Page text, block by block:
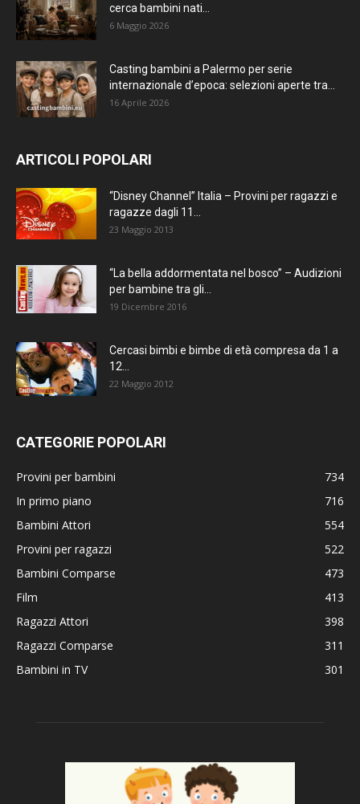
cerca bambini nati...
6 Maggio 2026
Casting bambini a Palermo per serie
internazionale d’epoca: selezioni aperte tra...
16 Aprile 2026
ARTICOLI POPOLARI
“Disney Channel” Italia – Provini per ragazzi e
ragazze dagli 11...
23 Maggio 2013
“La bella addormentata nel bosco” – Audizioni
per bambine tra gli...
19 Dicembre 2016
Cercasi bimbi e bimbe di età compresa da 1 a
12...
22 Maggio 2012
CATEGORIE POPOLARI
Provini per bambini
734
In primo piano
716
Bambini Attori
554
Provini per ragazzi
522
Bambini Comparse
473
Film
413
Ragazzi Attori
398
Ragazzi Comparse
311
Bambini in TV
301